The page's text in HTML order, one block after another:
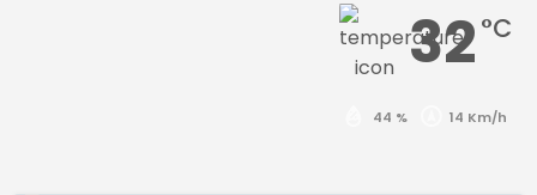
32 °C
44 % 14 Km/h